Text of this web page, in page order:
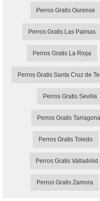
Perros Gratis Ourense
Perros Gratis Las Palmas
Perros Gratis La Rioja
Perros Gratis Santa Cruz de
Perros Gratis Sevilla
Perros Gratis Tarragona
Perros Gratis Toledo
Perros Gratis Valladolid
Perros Gratis Zamora